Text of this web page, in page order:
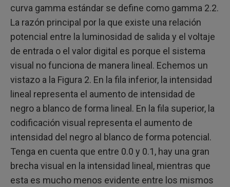
curva gamma estándar se define como gamma 2.2.
La razón principal por la que existe una relación
potencial entre la luminosidad de salida y el voltaje
de entrada o el valor digital es porque el sistema
visual no funciona de manera lineal. Echemos un
vistazo a la Figura 2. En la fila inferior, la intensidad
lineal representa el aumento de intensidad de
negro a blanco de forma lineal. En la fila superior, la
codificación visual representa el aumento de
intensidad del negro al blanco de forma potencial.
Tenga en cuenta que entre 0.0 y 0.1, hay una gran
brecha visual en la intensidad lineal, mientras que
esta es mucho menos evidente entre los mismos